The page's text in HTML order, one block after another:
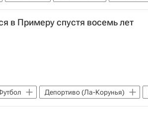
Депортиво (Ла-Корунья)
в Примеру спустя восемь лет
Депортиво (Ла-Корунья)
Испании по футболу